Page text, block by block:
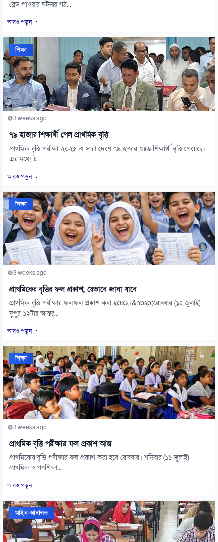
ব্লেড পাওয়ার ঘটনায় গঠ...
আরও পড়ুন
শিক্ষা
3 weeks ago
৭৯ হাজার শিক্ষার্থী পেল প্রাথমিক বৃত্তি
প্রাথমিক বৃত্তি পরীক্ষা-২০২৫-এ সারা দেশে ৭৯ হাজার ২৪৬ শিক্ষার্থী বৃত্তি পেয়েছে।
এর মধ্যে ট...
আরও পড়ুন
শিক্ষা
3 weeks ago
প্রাথমিকের বৃত্তির ফল প্রকাশ, যেভাবে জানা যাবে
প্রাথমিক বৃত্তি পরীক্ষার ফলাফল প্রকাশ করা হয়েছে।&nbsp;রোববার (১২ জুলাই)
দুপুর ১২টায় আন্তর্...
আরও পড়ুন
শিক্ষা
3 weeks ago
প্রাথমিক বৃত্তি পরীক্ষার ফল প্রকাশ আজ
প্রাথমিকের বৃত্তি পরীক্ষার ফল প্রকাশ করা হবে রোববার। শনিবার (১১ জুলাই)
প্রাথমিক ও গণশিক্ষা...
আরও পড়ুন
আইন-আদালত